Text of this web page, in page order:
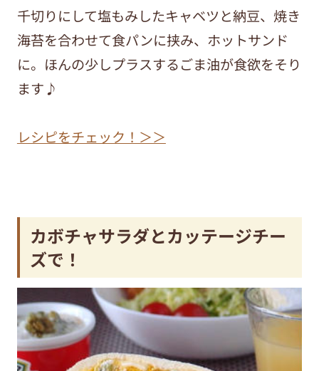
千切りにして塩もみしたキャベツと納豆、焼き
海苔を合わせて食パンに挟み、ホットサンド
に。ほんの少しプラスするごま油が食欲をそり
ます♪
レシピをチェック！＞＞
カボチャサラダとカッテージチー
ズで！